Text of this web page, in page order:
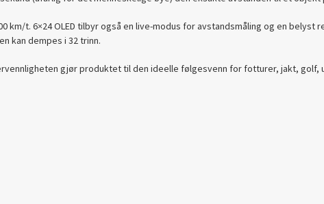
km/t. 6×24 OLED tilbyr også en live-modus for avstandsmåling og en
kan dempes i 32 trinn.
gjør produktet til den ideelle følgesvenn for fotturer, jakt, golf,